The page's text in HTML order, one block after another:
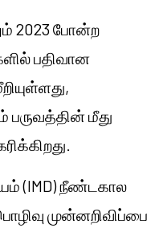
2023 போன்ற
பதிவான
பருவத்தின் மீது
(IMD) நீண்டகால
முன்னறிவிப்பை